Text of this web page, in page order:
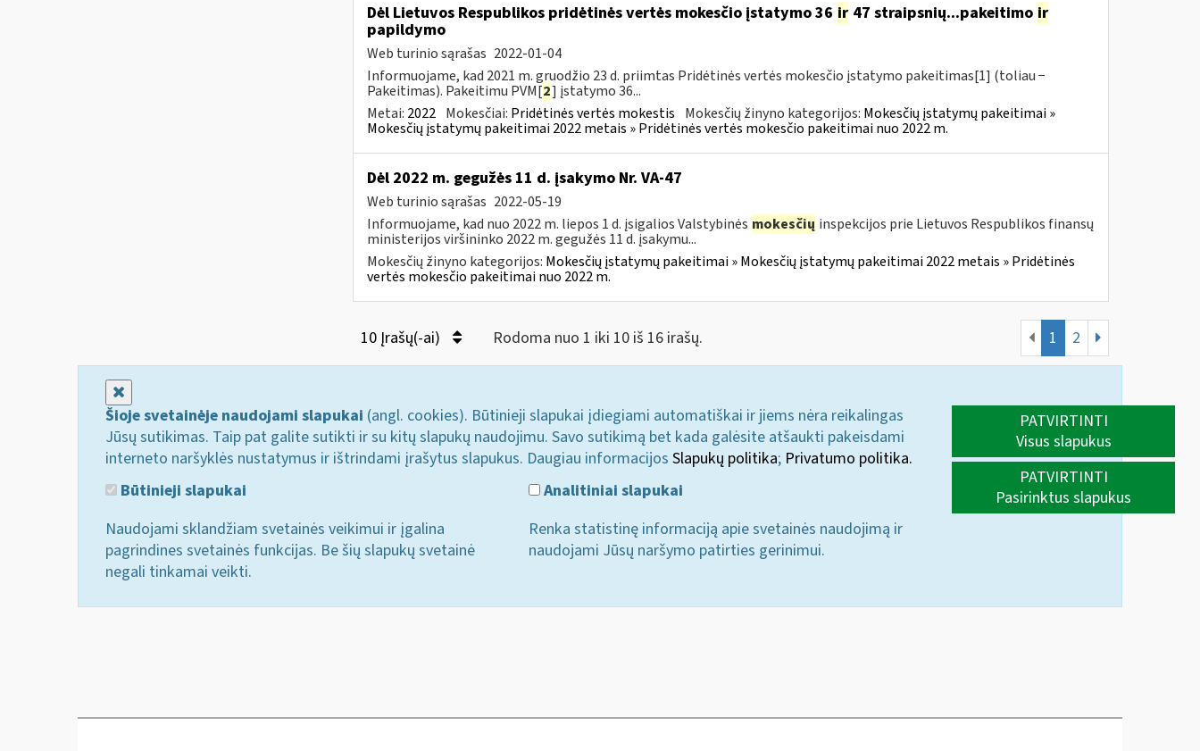
Dėl Lietuvos Respublikos pridėtinės vertės mokesčio įstatymo 36 ir47 straipsnių...pakeitimo ir
papildymo
Web turinio sąrašas 2022-01-04
Informuojame, kad 2021 m. gruodžio 23 d. priimtas Pridėtinės vertės mokesčio įstatymo pakeitimas[1] (toliau −
Pakeitimas). Pakeitimu PVM[2] įstatymo 36...
Metai: 2022 Mokesčiai: Pridėtinės vertės mokestis Mokesčių žinyno kategorijos: Mokesčių įstatymų pakeitimai »
Mokesčių įstatymų pakeitimai 2022 metais » Pridėtinės vertės mokesčio pakeitimai nuo 2022 m.
Dėl 2022 m. gegužės 11 d. įsakymo Nr. VA-47
Web turinio sąrašas 2022-05-19
Informuojame, kad nuo 2022 m. liepos 1 d. įsigalios Valstybinės mokesčių inspekcijos prie Lietuvos Respublikos finansų
ministerijos viršininko 2022 m. gegužės 11 d. įsakymu...
Mokesčių žinyno kategorijos: Mokesčių įstatymų pakeitimai » Mokesčių įstatymų pakeitimai 2022 metais » Pridėtinės
vertės mokesčio pakeitimai nuo 2022 m.
10 Įrašų(-ai) Rodoma nuo 1 iki 10 iš 16 irašų. 1 2
Šioje svetainėje naudojami slapukai (angl. cookies). Būtinieji slapukai įdiegiami automatiškai ir jiems nėra reikalingas
Jūsų sutikimas. Taip pat galite sutikti ir su kitų slapukų naudojimu. Savo sutikimą bet kada galėsite atšaukti pakeisdami
interneto naršyklės nustatymus ir ištrindami įrašytus slapukus. Daugiau informacijos Slapukų politika; Privatumo politika.
Būtinieji slapukai
Naudojami sklandžiam svetainės veikimui ir įgalina
pagrindines svetainės funkcijas. Be šių slapukų svetainė
negali tinkamai veikti.
Analitiniai slapukai
Renka statistinę informaciją apie svetainės naudojimą ir
naudojami Jūsų naršymo patirties gerinimui.
PATVIRTINTI
Visus slapukus
PATVIRTINTI
Pasirinktus slapukus